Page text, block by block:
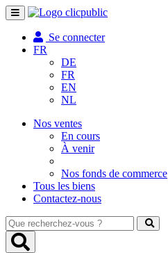
Toggle
navigation
Se connecter
FR
DE
FR
EN
NL
Nos ventes
En cours
À venir
Nos fonds de commerce
Tous les biens
Contactez-nous
Que
recherchez-
vous